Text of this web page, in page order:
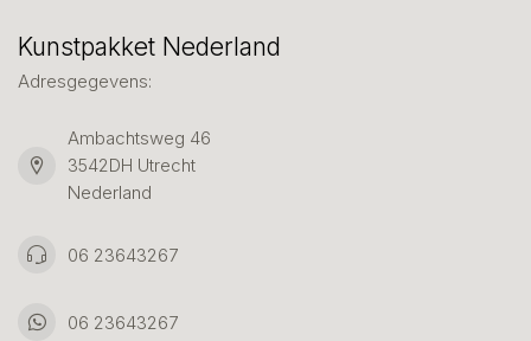
Kunstpakket Nederland
Adresgegevens:
Ambachtsweg 46
3542DH Utrecht
Nederland
06 23643267
06 23643267